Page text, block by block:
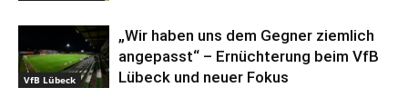
VfB Lübeck
„Wir haben uns dem Gegner ziemlich
angepasst“ – Ernüchterung beim VfB
Lübeck und neuer Fokus